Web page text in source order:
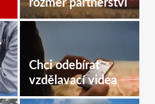
Chci odebírat
vzdělavací videa